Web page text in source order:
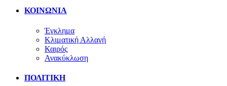
ΚΟΙΝΩΝΙΑ
Έγκλημα
Κλιματική Αλλαγή
Καιρός
Ανακύκλωση
ΠΟΛΙΤΙΚΗ